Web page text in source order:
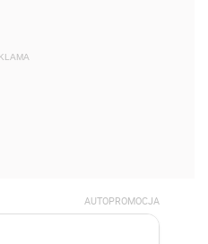
AUTOPROMOCJA